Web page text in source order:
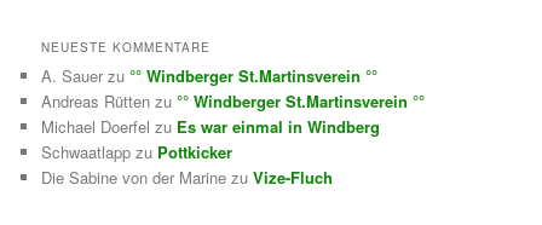
NEUESTE KOMMENTARE
A. Sauer zu°° Windberger St.Martinsverein °°
Andreas Rütten zu°° Windberger St.Martinsverein °°
Michael Doerfel zu Es war einmal in Windberg
Schwaatlapp zu Pottkicker
Die Sabine von der Marine zuVize-Fluch